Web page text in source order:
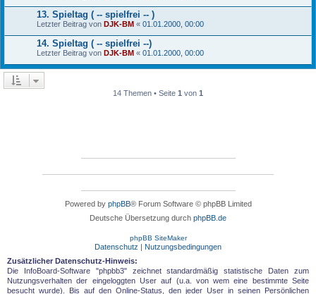
13. Spieltag ( -- spielfrei -- )
Letzter Beitrag von DJK-BM « 01.01.2000, 00:00
14. Spieltag ( -- spielfrei --)
Letzter Beitrag von DJK-BM « 01.01.2000, 00:00
14 Themen • Seite 1 von 1
Powered by phpBB® Forum Software © phpBB Limited
Deutsche Übersetzung durch phpBB.de
phpBB SiteMaker
Datenschutz | Nutzungsbedingungen
Zusätzlicher Datenschutz-Hinweis:
Die InfoBoard-Software "phpbb3" zeichnet standardmäßig statistische Daten zum
Nutzungsverhalten der eingeloggten User auf (u.a. von wem eine bestimmte Seite
besucht wurde). Bis auf den Online-Status, den jeder User in seinen Persönlichen